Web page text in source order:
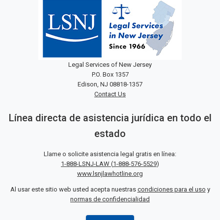
Legal Services of New Jersey
P.O. Box 1357
Edison, NJ 08818-1357
Contact Us
Línea directa de asistencia jurídica en todo el
estado
Llame o solicite asistencia legal gratis en línea:
1-888-LSNJ-LAW (1-888-576-5529)
www.lsnjlawhotline.org
Al usar este sitio web usted acepta nuestras condiciones para el uso y
normas de confidencialidad